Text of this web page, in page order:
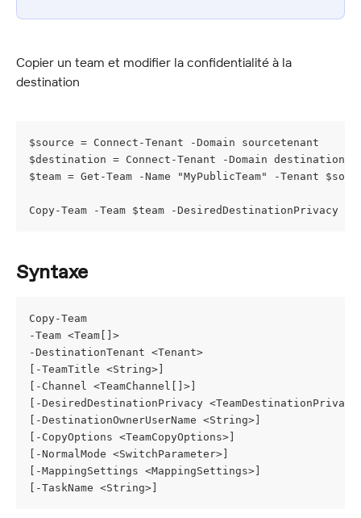
Copier un team et modifier la confidentialité à la
destination
$source = Connect-Tenant -Domain sourcetenant
$destination = Connect-Tenant -Domain
$team = Get-Team -Name "MyPublicTeam" -Tenant
Copy-Team -Team $team -
Syntaxe
Copy-Team
-Team <Team[]>
-DestinationTenant <Tenant>
[-TeamTitle <String>]
[-Channel <TeamChannel[]>]
[-DesiredDestinationPrivacy
[-DestinationOwnerUserName <String>]
[-CopyOptions <TeamCopyOptions>]
[-NormalMode <SwitchParameter>]
[-MappingSettings <MappingSettings>]
[-TaskName <String>]